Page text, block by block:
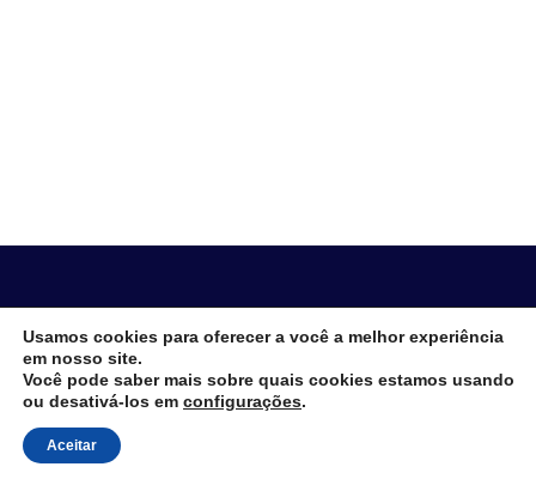
Consultoria de gestão empresarial com
foco em performance
Usamos cookies para oferecer a você a melhor experiência
em nosso site.
Você pode saber mais sobre quais cookies estamos usando
ou desativá-los em configurações.
Aceitar